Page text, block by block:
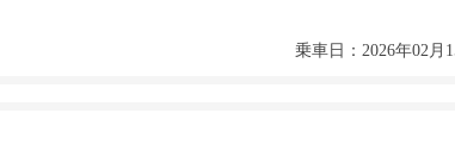
乗車日：2026年02月